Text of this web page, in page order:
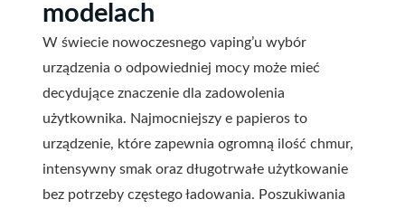
modelach
W świecie nowoczesnego vaping’u wybór
urządzenia o odpowiedniej mocy może mieć
decydujące znaczenie dla zadowolenia
użytkownika. Najmocniejszy e papieros to
urządzenie, które zapewnia ogromną ilość chmur,
intensywny smak oraz długotrwałe użytkowanie
bez potrzeby częstego ładowania. Poszukiwania